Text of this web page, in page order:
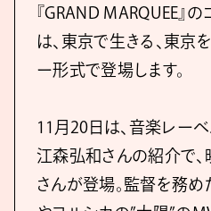
『GRAND MARQUEE』の
は、東京で生きる、東京
ー形式で登場します。
11月20日は、音楽レーベ
江森弘和さんの紹介で
さんが登場。監督を務